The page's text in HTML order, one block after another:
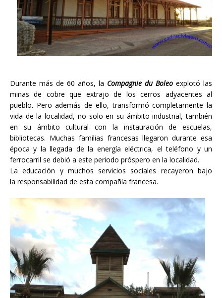
Durante más de 60 años, la Compagnie du Boleo explotó las
minas de cobre que extrajo de los cerros adyacentes al
pueblo. Pero además de ello, transformó completamente la
vida de la localidad, no solo en su ámbito industrial, también
en su ámbito cultural con la instauración de escuelas,
bibliotecas. Muchas familias francesas llegaron durante esa
época y la llegada de la energía eléctrica, el teléfono y un
ferrocarril se debió a este periodo próspero en la localidad.
La educación y muchos servicios sociales recayeron bajo
la responsabilidad de esta compañía francesa.